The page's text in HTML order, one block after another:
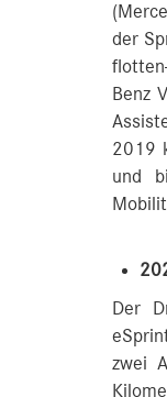
der
Benz
2019
und
Der
zwei